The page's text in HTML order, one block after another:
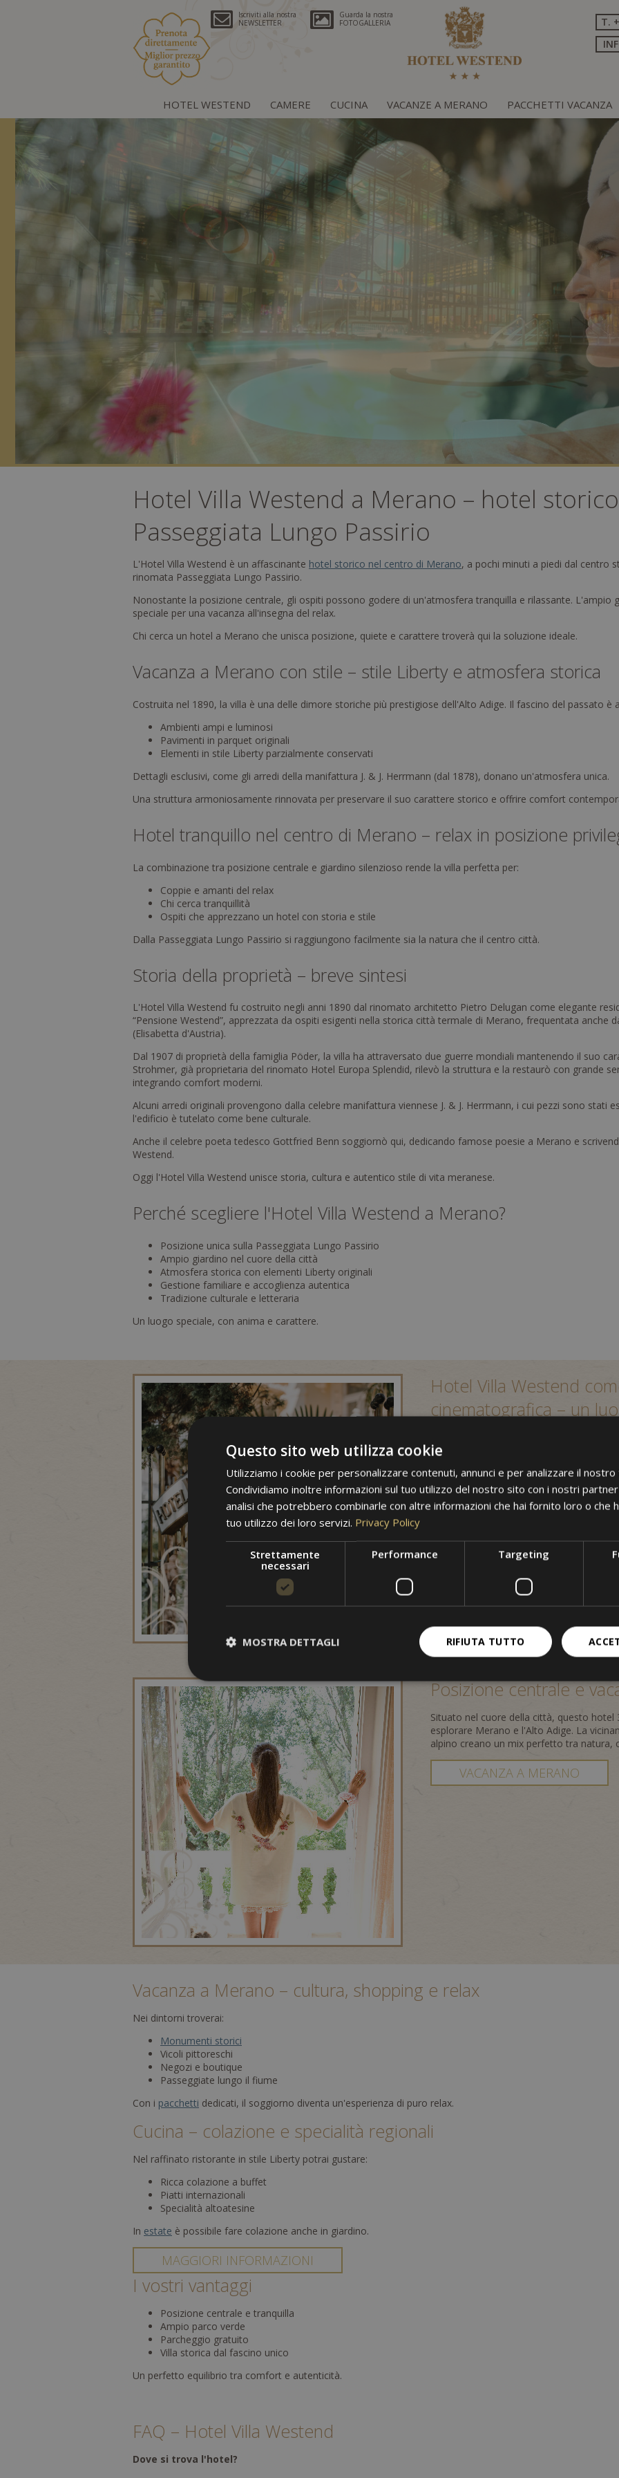
Iscriviti alla nostra
NEWSLETTER
Guarda la nostra
FOTOGALLERIA
T.
HOTEL WESTEND CAMERE CUCINA VACANZE A MERANO PACCHETTI VACANZA
Hotel Villa Westend a Merano – hotel
Passeggiata Lungo Passirio
L'Hotel Villa Westend è un affascinante hotel storico nel centro di Merano, a pochi minuti a piedi dal centro
rinomata Passeggiata Lungo Passirio.
Nonostante la posizione centrale, gli ospiti possono godere di un'atmosfera tranquilla e rilassante. L'ampio
speciale per una vacanza all'insegna del relax.
Chi cerca un hotel a Merano che unisca posizione, quiete e carattere troverà qui la soluzione ideale.
Vacanza a Merano con stile – stile Liberty e atmosfera storica
Costruita nel 1890, la villa è una delle dimore storiche più prestigiose dell'Alto Adige. Il fascino del passato è
Ambienti ampi e luminosi
Pavimenti in parquet originali
Elementi in stile Liberty parzialmente conservati
Dettagli esclusivi, come gli arredi della manifattura J. & J. Herrmann (dal 1878), donano un'atmosfera unica.
Una struttura armoniosamente rinnovata per preservare il suo carattere storico e offrire comfort
Hotel tranquillo nel centro di Merano – relax in posizione
La combinazione tra posizione centrale e giardino silenzioso rende la villa perfetta per:
Coppie e amanti del relax
Chi cerca tranquillità
Ospiti che apprezzano un hotel con storia e stile
Dalla Passeggiata Lungo Passirio si raggiungono facilmente sia la natura che il centro città.
Storia della proprietà – breve sintesi
L'Hotel Villa Westend fu costruito negli anni 1890 dal rinomato architetto Pietro Delugan come elegante
“Pensione Westend”, apprezzata da ospiti esigenti nella storica città termale di Merano, frequentata anche
(Elisabetta d'Austria).
Dal 1907 di proprietà della famiglia Pöder, la villa ha attraversato due guerre mondiali mantenendo il suo
Strohmer, già proprietaria del rinomato Hotel Europa Splendid, rilevò la struttura e la restaurò con grande
integrando comfort moderni.
Alcuni arredi originali provengono dalla celebre manifattura viennese J. & J. Herrmann, i cui pezzi sono stati
l'edificio è tutelato come bene culturale.
Anche il celebre poeta tedesco Gottfried Benn soggiornò qui, dedicando famose poesie a Merano e
Westend.
Oggi l'Hotel Villa Westend unisce storia, cultura e autentico stile di vita meranese.
Perché scegliere l'Hotel Villa Westend a Merano?
Posizione unica sulla Passeggiata Lungo Passirio
Ampio giardino nel cuore della città
Atmosfera storica con elementi Liberty originali
Gestione familiare e accoglienza autentica
Tradizione culturale e letteraria
Un luogo speciale, con anima e carattere.
Hotel Villa Westend
cinematografica – un
La struttura è molto apprezzata anche
scelta come set per:
Una serie crime di successo: Die
marzo 2024
Tre importanti produzioni
2013), Hill of Vision (regia Roberto
Inoltre, la villa è stata protagonista di un
prestigioso riconoscimento. Questa
MAGGIORI INFORMAZIONI
Posizione centrale e
Situato nel cuore della città, questo
esplorare Merano e l'Alto Adige. La
alpino creano un mix perfetto tra natura,
VACANZA A MERANO
Vacanza a Merano – cultura, shopping e relax
Nei dintorni troverai:
Monumenti storici
Vicoli pittoreschi
Negozi e boutique
Passeggiate lungo il fiume
Con i pacchetti dedicati, il soggiorno diventa un'esperienza di puro relax.
Cucina – colazione e specialità regionali
Nel raffinato ristorante in stile Liberty potrai gustare:
Ricca colazione a buffet
Piatti internazionali
Specialità altoatesine
In estate è possibile fare colazione anche in giardino.
MAGGIORI INFORMAZIONI
I vostri vantaggi
Posizione centrale e tranquilla
Ampio parco verde
Parcheggio gratuito
Villa storica dal fascino unico
Un perfetto equilibrio tra comfort e autenticità.
FAQ – Hotel Villa Westend
Dove si trova l'hotel?
Questo sito web utilizza cookie
Utilizziamo i cookie per personalizzare contenuti, annunci e per analizzare il
Condividiamo inoltre informazioni sul tuo utilizzo del nostro sito con i nostri
analisi che potrebbero combinarle con altre informazioni che hai fornito loro o che
tuo utilizzo dei loro servizi. Privacy Policy
Strettamente
necessari
Performance Targeting
RIFIUTA TUTTO
MOSTRA DETTAGLI